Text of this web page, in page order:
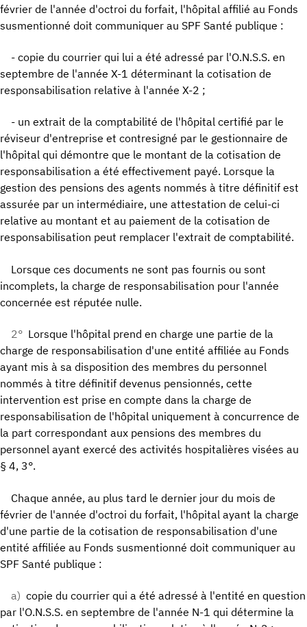
février de l'année d'octroi du forfait, l'hôpital affilié au Fonds
susmentionné doit communiquer au SPF Santé publique :
- copie du courrier qui lui a été adressé par l'O.N.S.S. en
septembre de l'année X-1 déterminant la cotisation de
responsabilisation relative à l'année X-2 ;
- un extrait de la comptabilité de l'hôpital certifié par le
réviseur d'entreprise et contresigné par le gestionnaire de
l'hôpital qui démontre que le montant de la cotisation de
responsabilisation a été effectivement payé. Lorsque la
gestion des pensions des agents nommés à titre définitif est
assurée par un intermédiaire, une attestation de celui-ci
relative au montant et au paiement de la cotisation de
responsabilisation peut remplacer l'extrait de comptabilité.
Lorsque ces documents ne sont pas fournis ou sont
incomplets, la charge de responsabilisation pour l'année
concernée est réputée nulle.
2° Lorsque l'hôpital prend en charge une partie de la
charge de responsabilisation d'une entité affiliée au Fonds
ayant mis à sa disposition des membres du personnel
nommés à titre définitif devenus pensionnés, cette
intervention est prise en compte dans la charge de
responsabilisation de l'hôpital uniquement à concurrence de
la part correspondant aux pensions des membres du
personnel ayant exercé des activités hospitalières visées au
§ 4, 3°.
Chaque année, au plus tard le dernier jour du mois de
février de l'année d'octroi du forfait, l'hôpital ayant la charge
d'une partie de la cotisation de responsabilisation d'une
entité affiliée au Fonds susmentionné doit communiquer au
SPF Santé publique :
a) copie du courrier qui a été adressé à l'entité en question
par l'O.N.S.S. en septembre de l'année N-1 qui détermine la